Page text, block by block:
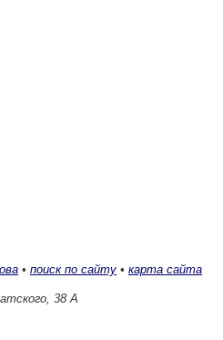
• поиск по сайту • карта сайта
38 А